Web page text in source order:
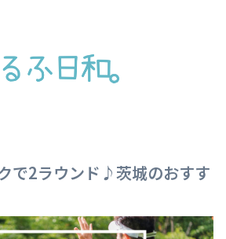
で2ラウンド♪茨城のおすす